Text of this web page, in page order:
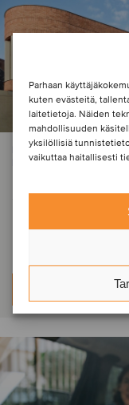
Parhaan
kuten evästeitä,
laitetietoja. Näiden
mahdollisuuden
yksilöllisiä
vaikuttaa haitallisesti
PÄÄOMASIJOITTAMINEN |
RAKENTAMINEN &
Smile